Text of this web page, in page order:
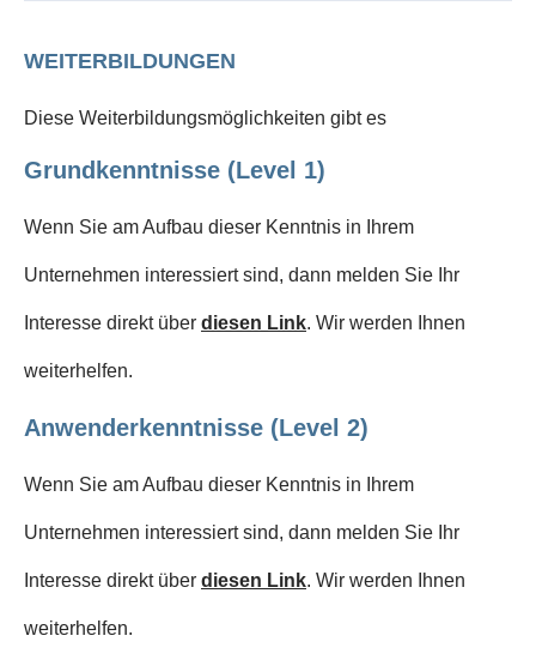
WEITERBILDUNGEN
Diese Weiterbildungsmöglichkeiten gibt es
Grundkenntnisse (Level 1)
Wenn Sie am Aufbau dieser Kenntnis in Ihrem
Unternehmen interessiert sind, dann melden Sie Ihr
Interesse direkt über diesen Link. Wir werden Ihnen
weiterhelfen.
Anwenderkenntnisse (Level 2)
Wenn Sie am Aufbau dieser Kenntnis in Ihrem
Unternehmen interessiert sind, dann melden Sie Ihr
Interesse direkt über diesen Link. Wir werden Ihnen
weiterhelfen.